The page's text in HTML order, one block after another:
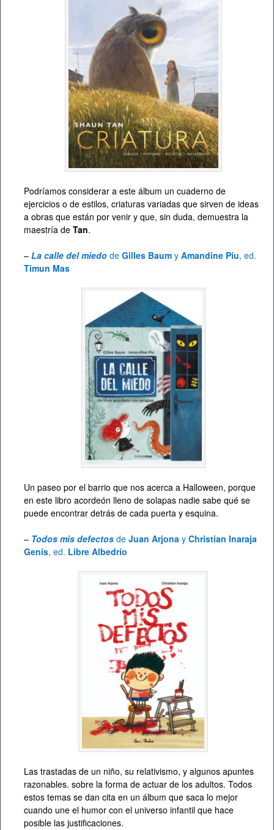
Podríamos considerar a este álbum un cuaderno de
ejercicios o de estilos, criaturas variadas que sirven de ideas
a obras que están por venir y que, sin duda, demuestra la
maestría de Tan.
– La calle del miedo de Gilles Baum y Amandine Piu, ed.
Timun Mas
Un paseo por el barrio que nos acerca a Halloween, porque
en este libro acordeón lleno de solapas nadie sabe qué se
puede encontrar detrás de cada puerta y esquina.
– Todos mis defectos de Juan Arjona y Christian Inaraja
Genís, ed. Libre Albedrío
Las trastadas de un niño, su relativismo, y algunos apuntes
razonables. sobre la forma de actuar de los adultos. Todos
estos temas se dan cita en un álbum que saca lo mejor
cuando une el humor con el universo infantil que hace
posible las justificaciones.